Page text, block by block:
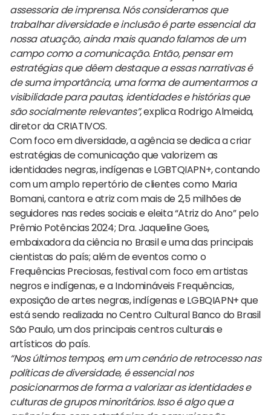
assessoria de imprensa. Nós consideramos que
trabalhar diversidade e inclusão é parte essencial da
nossa atuação, ainda mais quando falamos de um
campo como a comunicação. Então, pensar em
estratégias que dêem destaque a essas narrativas é
de suma importância, uma forma de aumentarmos a
visibilidade para pautas, identidades e histórias que
são socialmente relevantes”, explica Rodrigo Almeida,
diretor da CRIATIVOS.
Com foco em diversidade, a agência se dedica a criar
estratégias de comunicação que valorizem as
identidades negras, indígenas e LGBTQIAPN+, contando
com um amplo repertório de clientes como Maria
Bomani, cantora e atriz com mais de 2,5 milhões de
seguidores nas redes sociais e eleita “Atriz do Ano” pelo
Prêmio Potências 2024; Dra. Jaqueline Goes,
embaixadora da ciência no Brasil e uma das principais
cientistas do país; além de eventos como o
Frequências Preciosas, festival com foco em artistas
negros e indígenas, e a Indomináveis Frequências,
exposição de artes negras, indígenas e LGBQIAPN+ que
está sendo realizada no Centro Cultural Banco do Brasil
São Paulo, um dos principais centros culturais e
artísticos do país.
“Nos últimos tempos, em um cenário de retrocesso nas
políticas de diversidade, é essencial nos
posicionarmos de forma a valorizar as identidades e
culturas de grupos minoritários. Isso é algo que a